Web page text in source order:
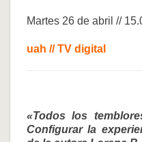
Martes 26 de abril //
uah // TV digital
«Todos los
Configurar la